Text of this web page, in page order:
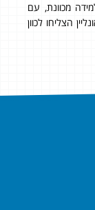
מכוונת, עם
הצליחו לכוון